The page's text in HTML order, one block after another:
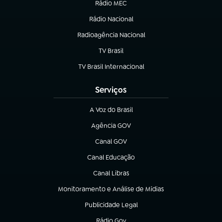
Rádio MEC
(abre em nova aba)
Rádio Nacional
Radioagência Nacional
(abre em nova aba)
TV Brasil
(abre em nova aba)
TV Brasil Internacional
(abre em nova aba)
Serviços
A Voz do Brasil
(abre em nova aba)
Agência GOV
(abre em nova aba)
Canal GOV
(abre em nova aba)
Canal Educação
(abre em nova aba)
Canal Libras
(abre em nova aba)
Monitoramento e Análise de Mídias
(abre em nova aba)
Publicidade Legal
(abre em nova aba)